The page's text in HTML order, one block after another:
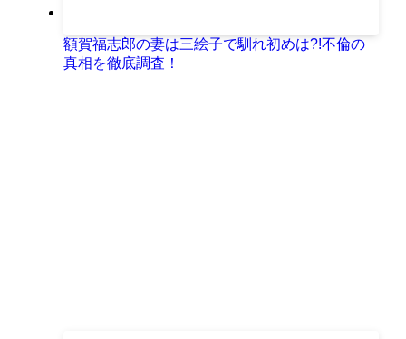
額賀福志郎の妻は三絵子で馴れ初めは?!不倫の
真相を徹底調査！